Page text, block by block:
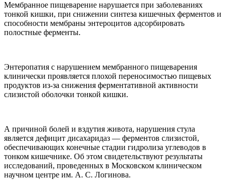
Мембранное пищеварение нарушается при заболеваниях
тонкой кишки, при снижении синтеза кишечных ферментов и
способности мембраны энтероцитов адсорбировать
полостные ферменты.
Энтеропатия с нарушением мембранного пищеварения
клинически проявляется плохой переносимостью пищевых
продуктов из-за снижения ферментативной активности
слизистой оболочки тонкой кишки.
А причиной болей и вздутия живота, нарушения стула
является дефицит дисахаридаз — ферментов слизистой,
обеспечивающих конечные стадии гидролиза углеводов в
тонком кишечнике. Об этом свидетельствуют результаты
исследований, проведенных в Московском клиническом
научном центре им. А. С. Логинова.